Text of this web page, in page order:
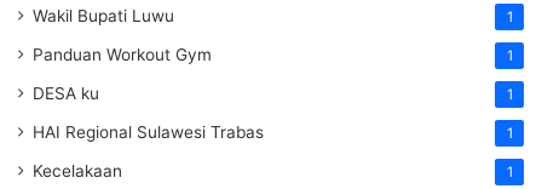
Wakil Bupati Luwu 1
Panduan Workout Gym 1
DESA ku 1
HAI Regional Sulawesi Trabas 1
Kecelakaan 1